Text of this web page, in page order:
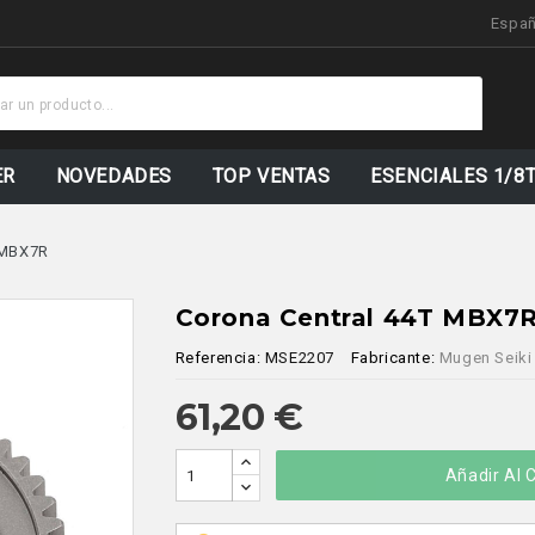
NOVEDADES TOP VENTAS ESENCIALES 1/
Corona Central 44T MBX7R
Referencia: MSE2207 Fabricante: Mugen Seiki
61,20 €
Añadir Al